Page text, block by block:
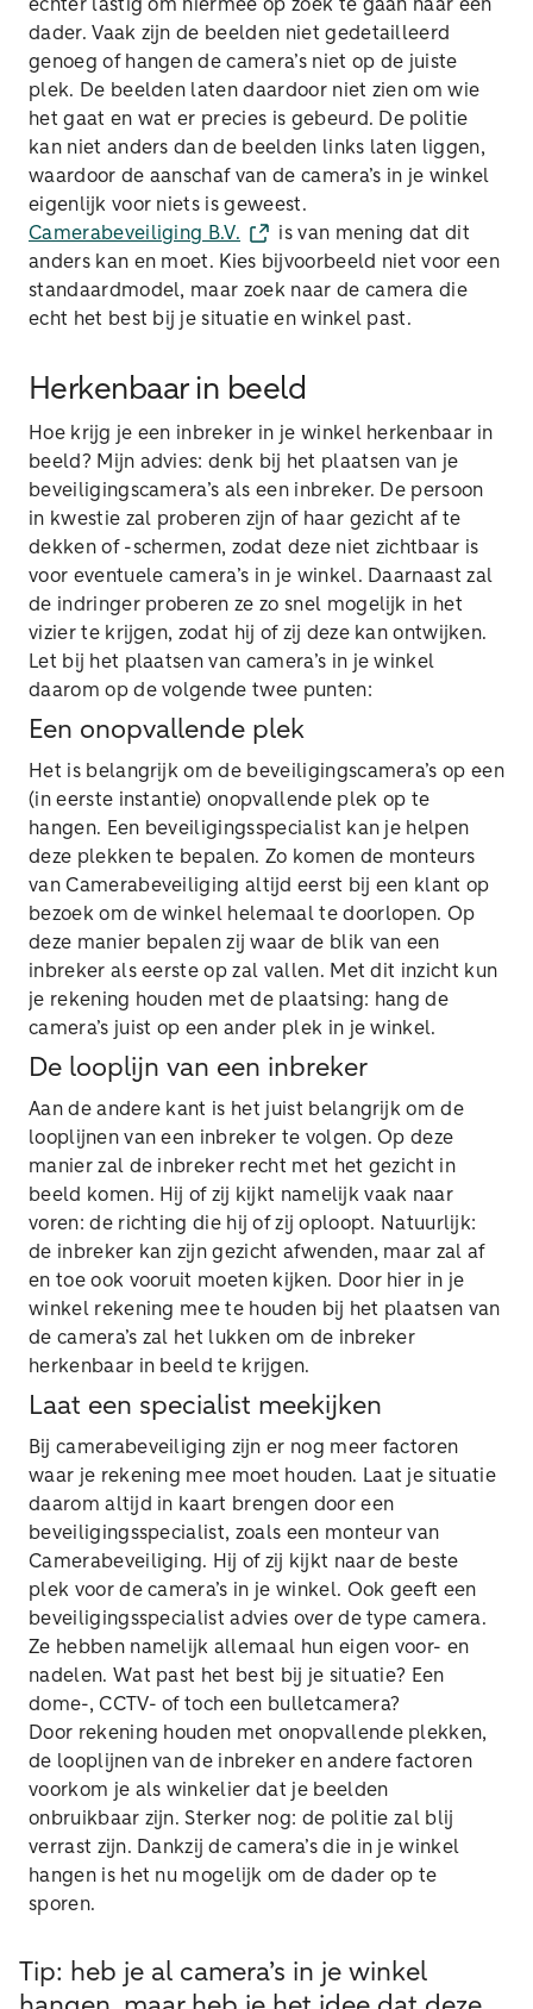
echter lastig om hiermee op zoek te gaan naar een
dader. Vaak zijn de beelden niet gedetailleerd
genoeg of hangen de camera’s niet op de juiste
plek. De beelden laten daardoor niet zien om wie
het gaat en wat er precies is gebeurd. De politie
kan niet anders dan de beelden links laten liggen,
waardoor de aanschaf van de camera’s in je winkel
eigenlijk voor niets is geweest.
Camerabeveiliging B.V.
is van mening dat dit
anders kan en moet. Kies bijvoorbeeld niet voor een
standaardmodel, maar zoek naar de camera die
echt het best bij je situatie en winkel past.
Herkenbaar in beeld
Hoe krijg je een inbreker in je winkel herkenbaar in
beeld? Mijn advies: denk bij het plaatsen van je
beveiligingscamera’s als een inbreker. De persoon
in kwestie zal proberen zijn of haar gezicht af te
dekken of -schermen, zodat deze niet zichtbaar is
voor eventuele camera’s in je winkel. Daarnaast zal
de indringer proberen ze zo snel mogelijk in het
vizier te krijgen, zodat hij of zij deze kan ontwijken.
Let bij het plaatsen van camera’s in je winkel
daarom op de volgende twee punten:
Een onopvallende plek
Het is belangrijk om de beveiligingscamera’s op een
(in eerste instantie) onopvallende plek op te
hangen. Een beveiligingsspecialist kan je helpen
deze plekken te bepalen. Zo komen de monteurs
van Camerabeveiliging altijd eerst bij een klant op
bezoek om de winkel helemaal te doorlopen. Op
deze manier bepalen zij waar de blik van een
inbreker als eerste op zal vallen. Met dit inzicht kun
je rekening houden met de plaatsing: hang de
camera’s juist op een ander plek in je winkel.
De looplijn van een inbreker
Aan de andere kant is het juist belangrijk om de
looplijnen van een inbreker te volgen. Op deze
manier zal de inbreker recht met het gezicht in
beeld komen. Hij of zij kijkt namelijk vaak naar
voren: de richting die hij of zij oploopt. Natuurlijk:
de inbreker kan zijn gezicht afwenden, maar zal af
en toe ook vooruit moeten kijken. Door hier in je
winkel rekening mee te houden bij het plaatsen van
de camera’s zal het lukken om de inbreker
herkenbaar in beeld te krijgen.
Laat een specialist meekijken
Bij camerabeveiliging zijn er nog meer factoren
waar je rekening mee moet houden. Laat je situatie
daarom altijd in kaart brengen door een
beveiligingsspecialist, zoals een monteur van
Camerabeveiliging. Hij of zij kijkt naar de beste
plek voor de camera’s in je winkel. Ook geeft een
beveiligingsspecialist advies over de type camera.
Ze hebben namelijk allemaal hun eigen voor- en
nadelen. Wat past het best bij je situatie? Een
dome-, CCTV- of toch een bulletcamera?
Door rekening houden met onopvallende plekken,
de looplijnen van de inbreker en andere factoren
voorkom je als winkelier dat je beelden
onbruikbaar zijn. Sterker nog: de politie zal blij
verrast zijn. Dankzij de camera’s die in je winkel
hangen is het nu mogelijk om de dader op te
sporen.
Tip: heb je al camera’s in je winkel